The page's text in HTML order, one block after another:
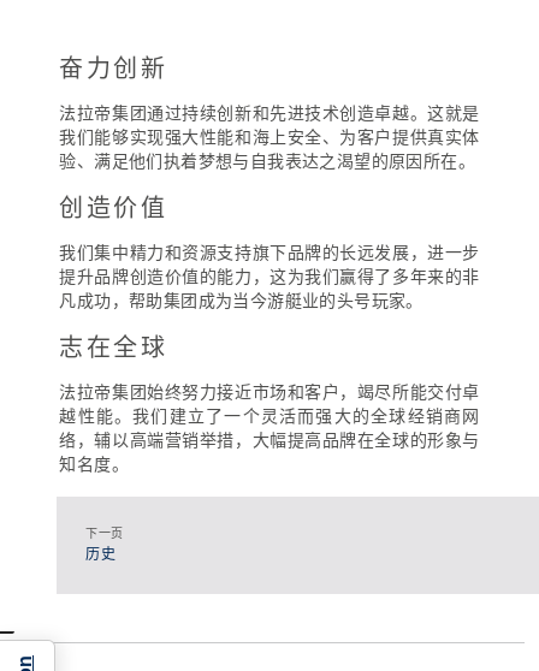
奋力创新
法拉帝集团通过持续创新和先进技术创造卓越。这就是
我们能够实现强大性能和海上安全、为客户提供真实体
验、满足他们执着梦想与自我表达之渴望的原因所在。
创造价值
我们集中精力和资源支持旗下品牌的长远发展，进一步
提升品牌创造价值的能力，这为我们赢得了多年来的非
凡成功，帮助集团成为当今游艇业的头号玩家。
志在全球
法拉帝集团始终努力接近市场和客户，竭尽所能交付卓
越性能。我们建立了一个灵活而强大的全球经销商网
络，辅以高端营销举措，大幅提高品牌在全球的形象与
知名度。
下一页
历史